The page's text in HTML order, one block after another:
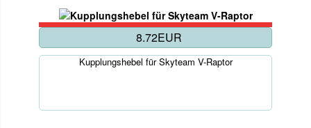
8.72EUR
Kupplungshebel für Skyteam V-Raptor